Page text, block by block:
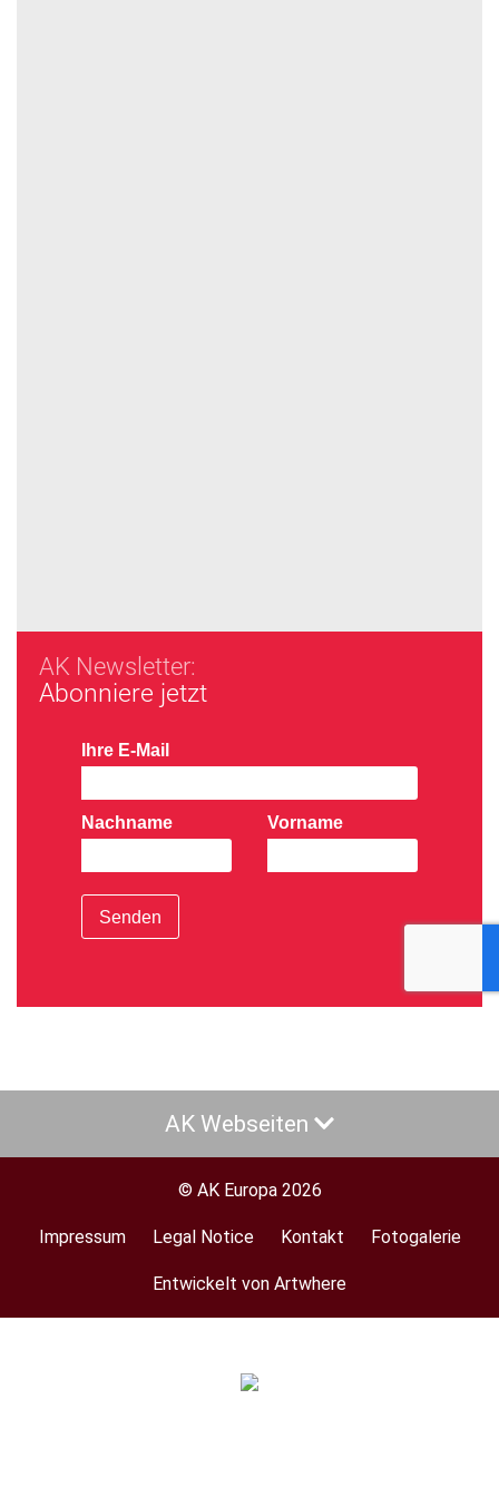
AK Newsletter:
Abonniere jetzt
Ihre E-Mail
Nachname Vorname
Senden
AK Webseiten
© AK Europa 2026
Footer
Impressum Legal Notice Kontakt Fotogalerie
Entwickelt von Artwhere